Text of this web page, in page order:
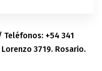
+54 341
3719. Rosario.